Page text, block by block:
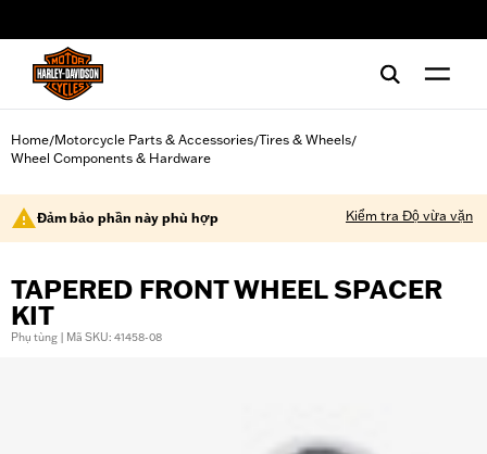
Home/Motorcycle Parts & Accessories/Tires & Wheels/
Wheel Components & Hardware
Đảm bảo phần này phù hợp Kiểm tra Độ vừa vặn
TAPERED FRONT WHEEL SPACER
KIT
Phụ tùng | Mã SKU: 41458-08